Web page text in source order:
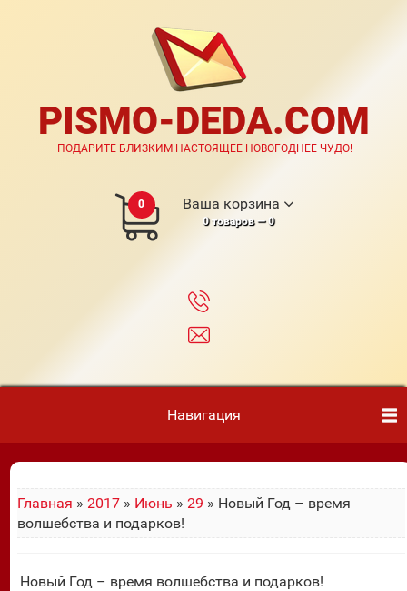
PISMO-DEDA.COM
ПОДАРИТЕ БЛИЗКИМ НАСТОЯЩЕЕ НОВОГОДНЕЕ ЧУДО!
0 Ваша корзина
0товаров —0
Навигация
Главная »2017 » Июнь » 29 » Новый Год – время
волшебства и подарков!
Новый Год – время волшебства и подарков!